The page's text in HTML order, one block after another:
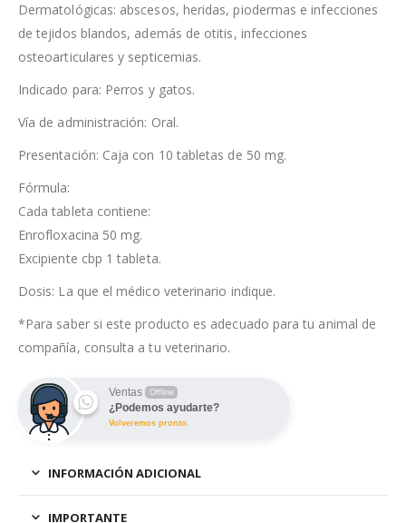
Dermatológicas: abscesos, heridas, piodermas e infecciones
de tejidos blandos, además de otitis, infecciones
osteoarticulares y septicemias.
Indicado para: Perros y gatos.
Vía de administración: Oral.
Presentación: Caja con 10 tabletas de 50 mg.
Fórmula:
Cada tableta contiene:
Enrofloxacina 50 mg.
Excipiente cbp 1 tableta.
Dosis: La que el médico veterinario indique.
*Para saber si este producto es adecuado para tu animal de
compañía, consulta a tu veterinario.
Ventas Offline
¿Podemos ayudarte?
Volveremos pronto.
INFORMACIÓN ADICIONAL
IMPORTANTE